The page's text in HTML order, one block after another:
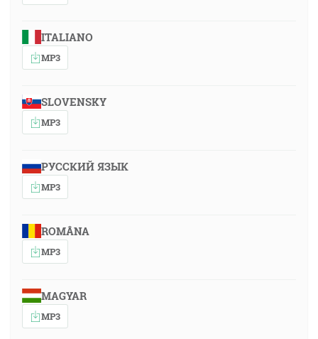
ITALIANO
MP3
SLOVENSKY
MP3
РУССКИЙ ЯЗЫК
MP3
ROMÂNA
MP3
MAGYAR
MP3